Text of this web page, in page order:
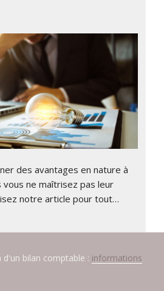
des avantages en nature à
ne maîtrisez pas leur
notre article pour tout…
bilan comptable : informations